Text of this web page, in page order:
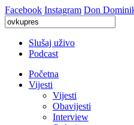
Facebook Instagram Don
Slušaj uživo
Podcast
Početna
Vijesti
Vijesti
Obavijesti
Interview